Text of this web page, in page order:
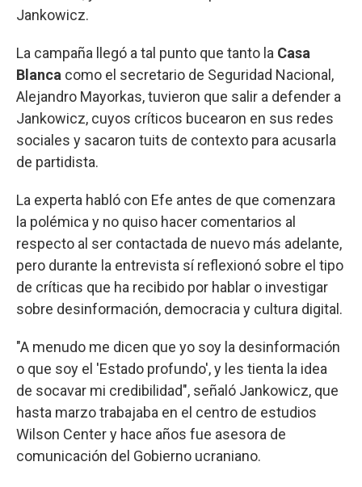
Jankowicz.
La campaña llegó a tal punto que tanto la Casa
Blanca como el secretario de Seguridad Nacional,
Alejandro Mayorkas, tuvieron que salir a defender a
Jankowicz, cuyos críticos bucearon en sus redes
sociales y sacaron tuits de contexto para acusarla
de partidista.
La experta habló con Efe antes de que comenzara
la polémica y no quiso hacer comentarios al
respecto al ser contactada de nuevo más adelante,
pero durante la entrevista sí reflexionó sobre el tipo
de críticas que ha recibido por hablar o investigar
sobre desinformación, democracia y cultura digital.
"A menudo me dicen que yo soy la desinformación
o que soy el 'Estado profundo', y les tienta la idea
de socavar mi credibilidad", señaló Jankowicz, que
hasta marzo trabajaba en el centro de estudios
Wilson Center y hace años fue asesora de
comunicación del Gobierno ucraniano.